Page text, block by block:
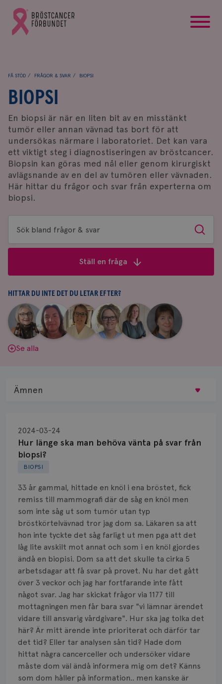
Gå
till
Bröstcancerförbundets
FÅ STÖD FRÅGOR & SVAR BIOPSI
BIOPSI
En biopsi är när en liten bit av en misstänkt
tumör eller annan vävnad tas bort för att
undersökas närmare i laboratoriet. Det kan vara
ett viktigt steg i diagnostiseringen av bröstcancer.
Biopsin kan göras med nål eller genom kirurgiskt
avlägsnande av en del av tumören eller vävnaden.
Här hittar du frågor och svar från experterna om
biopsi.
Sök
bland
&
svar
Sök
Ställ en fråga
HITTAR DU INTE DET DU LETAR EFTER?
Aina
Johnsson
|
Anne
Andersson
Fredrika
Killander
|
Jeanette
Bäcklund
|
Maria
Edegran
|
Yvette
Andersson
Se alla
BIOPSI
Hur länge ska man behöva vänta på svar från
biopsi?
2024-03-24
33 år gammal, hittade en knöl i ena bröstet, fick
remiss till mammografi där de såg en knöl men
som inte såg ut som tumör utan typ
bröstkörtelvävnad tror jag dom sa. Läkaren sa att
hon inte tyckte det såg farligt ut men pga att det
låg lite avskilt mot annat och som i en knöl gjordes
ändå en biopisi. Dom sa att det skulle ta cirka 5
arbetsdagar att få svar på provet. Nu har det gått
över 3 veckor och jag har fortfarande inte fått
något svar. Jag har skickat frågor via 1177 till
mottagningen men får bara svar "vi lämnar ärendet
vidare till ansvarig vårdgivare". Hur ska jag tolka det
här? Är mitt ärende inte prioriterat och därför tar
det tid? Eller tar analysen sån tid? Hade dom
hittat några cancerceller och undersöker vidare
måste dom väl ändå informera mig om det? Känns
som dom håller på information.. men kanske är
Ämnen
Biopsi
Biverkningar
Knöl
Läkemedel
Typ av bröstcancer
Smärta
Prognos
Risker
Spridd bröstcancer
Strålning
Vätska